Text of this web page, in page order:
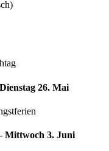
26. Mai
Mittwoch 3. Juni